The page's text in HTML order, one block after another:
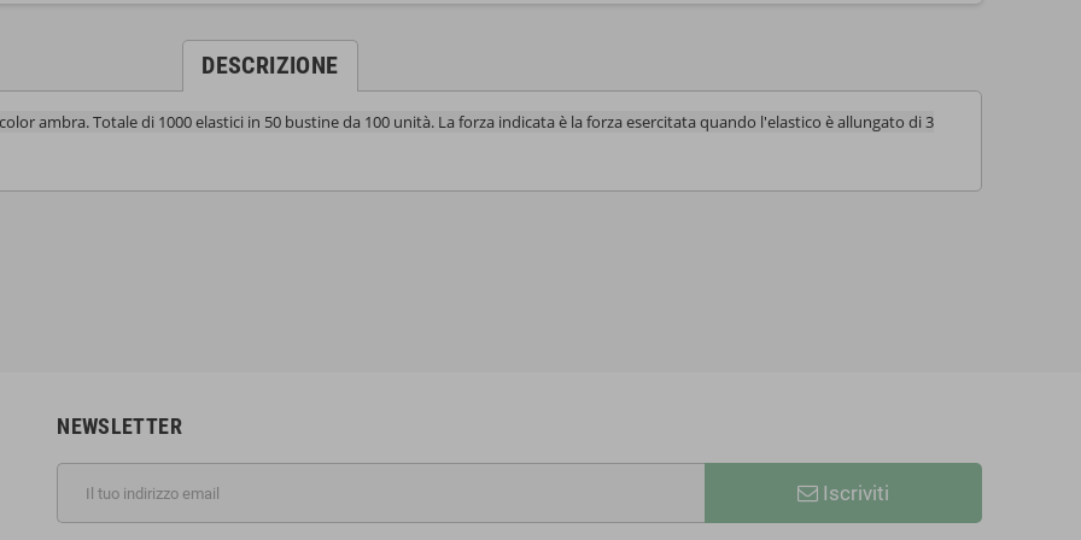
DESCRIZIONE
color ambra. Totale di 1000 elastici in 50 bustine da 100 unità. La forza indicata è la forza esercitata quando l'elastico è allungato di 3
NEWSLETTER
Iscriviti